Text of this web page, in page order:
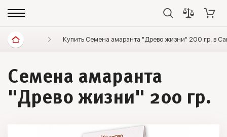
Диетические продукты Клетчатка и суперфуды
Купить Семена амаранта "Древо жизни" 200 гр. в
Семена амаранта
"Древо жизни" 200 гр.